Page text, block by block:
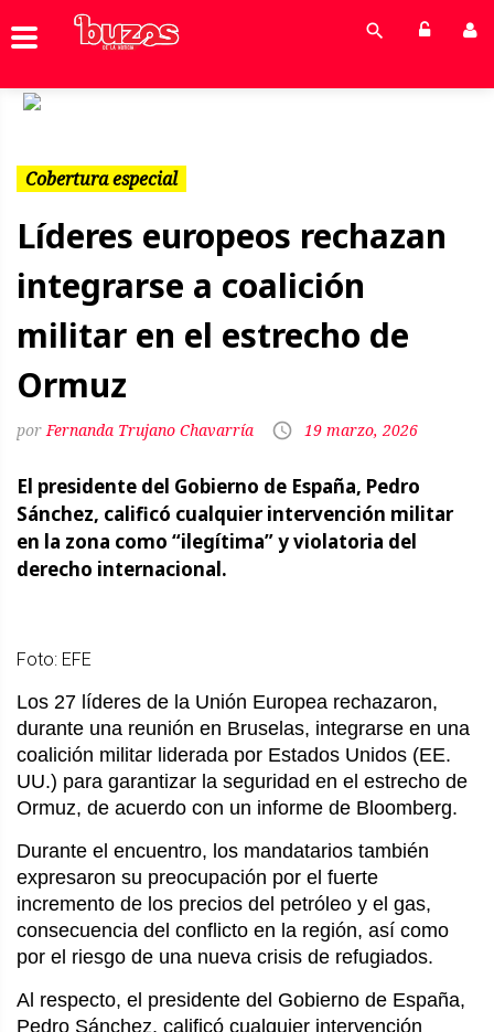
Cobertura especial
Líderes europeos rechazan
integrarse a coalición
militar en el estrecho de
Ormuz
Fernanda Trujano Chavarría 19 marzo, 2026
El presidente del Gobierno de España, Pedro
Sánchez, calificó cualquier intervención militar
en la zona como “ilegítima” y violatoria del
derecho internacional.
Foto: EFE
Los 27 líderes de la Unión Europea rechazaron,
durante una reunión en Bruselas, integrarse en una
coalición militar liderada por Estados Unidos (EE.
UU.) para garantizar la seguridad en el estrecho de
Ormuz, de acuerdo con un informe de Bloomberg.
Durante el encuentro, los mandatarios también
expresaron su preocupación por el fuerte
incremento de los precios del petróleo y el gas,
consecuencia del conflicto en la región, así como
por el riesgo de una nueva crisis de refugiados.
Al respecto, el presidente del Gobierno de España,
Pedro Sánchez, calificó cualquier intervención